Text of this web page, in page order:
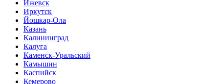
Ижевск
Иркутск
Йошкар-Ола
Казань
Калининград
Калуга
Каменск-Уральский
Камышин
Каспийск
Кемерово